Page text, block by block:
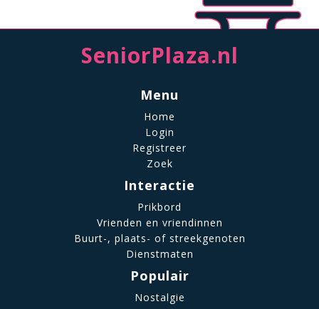
SeniorPlaza.nl
Menu
Home
Login
Registreer
Zoek
Interactie
Prikbord
Vrienden en vriendinnen
Buurt-, plaats- of streekgenoten
Dienstmaten
Populair
Nostalgie